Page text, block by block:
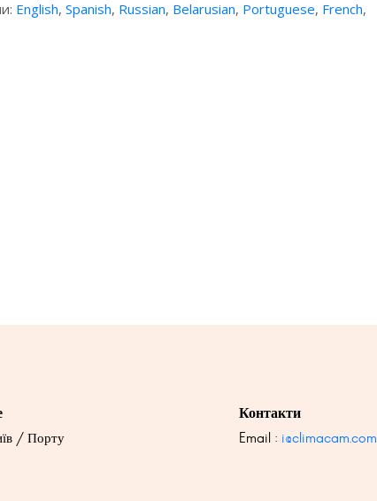
English, Spanish, Russian, Belarusian, Portuguese, French,
/ Порту
Контакти
Email : i@climacam.com